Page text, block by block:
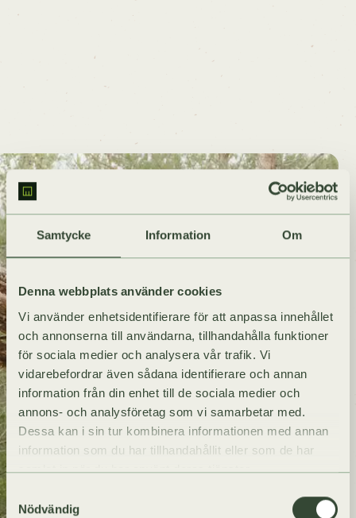
Samtycke Information Om
Denna webbplats använder cookies
Vi använder enhetsidentifierare för att anpassa innehållet
och annonserna till användarna, tillhandahålla funktioner
för sociala medier och analysera vår trafik. Vi
vidarebefordrar även sådana identifierare och annan
information från din enhet till de sociala medier och
annons- och analysföretag som vi samarbetar med.
Dessa kan i sin tur kombinera informationen med annan
information som du har tillhandahållit eller som de har
samlat in när du har använt deras tjänster.
Nödvändig